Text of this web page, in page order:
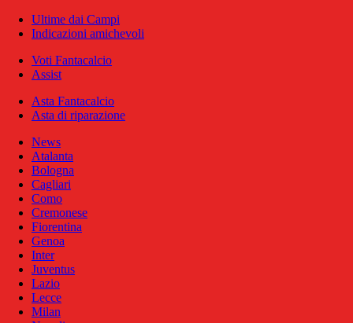
Ultime dai Campi
Indicazioni amichevoli
Voti Fantacalcio
Assist
Asta Fantacalcio
Asta di riparazione
News
Atalanta
Bologna
Cagliari
Como
Cremonese
Fiorentina
Genoa
Inter
Juventus
Lazio
Lecce
Milan